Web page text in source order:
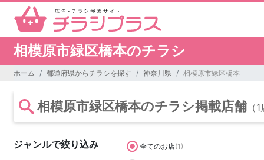
相模原市緑区橋本のチラシ
ホーム 都道府県からチラシを探す 神奈川県 相模原市緑区橋本
相模原市緑区橋本のチラシ掲載店舗 （
ジャンルで絞り込み 全てのお店(1)